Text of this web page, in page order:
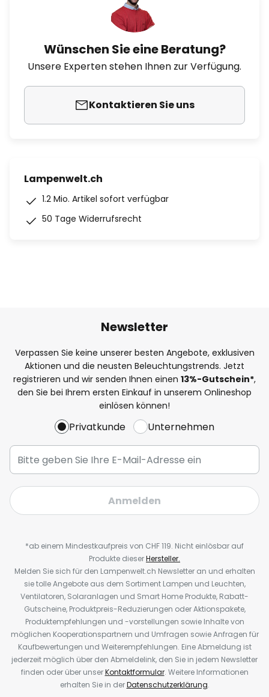
Wünschen Sie eine Beratung?
Unsere Experten stehen Ihnen zur Verfügung.
Kontaktieren Sie uns
Lampenwelt.ch
1.2 Mio. Artikel sofort verfügbar
50 Tage Widerrufsrecht
Newsletter
Verpassen Sie keine unserer besten Angebote, exklusiven
Aktionen und die neusten Beleuchtungstrends. Jetzt
registrieren und wir senden Ihnen einen 13%-Gutschein*,
den Sie bei Ihrem ersten Einkauf in unserem Onlineshop
einlösen können!
Privatkunde Unternehmen
Anmelden
*ab einem Mindestkaufpreis von CHF 119. Nicht einlösbar auf
Produkte dieserHersteller.
Melden Sie sich für den Lampenwelt.ch Newsletter an und erhalten
sie tolle Angebote aus dem Sortiment Lampen und Leuchten,
Ventilatoren, Solaranlagen und Smart Home Produkte, Rabatt-
Gutscheine, Produktpreis-Reduzierungen oder Aktionspakete,
Produktempfehlungen und -vorstellungen sowie Inhalte von
möglichen Kooperationspartnern und Umfragen sowie Anfragen für
Kaufbewertungen und Weiterempfehlungen. Eine Abmeldung ist
jederzeit möglich über den Abmeldelink, den Sie in jedem Newsletter
finden oder über unserKontaktformular. Weitere Informationen
erhalten Sie in derDatenschutzerklärung.